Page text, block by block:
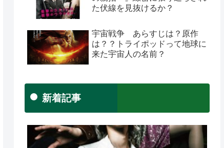
た伏線を見抜けるか？
宇宙戦争 あらすじは？原作
は？？トライポッドって地球に
来た宇宙人の名前？
新着記事